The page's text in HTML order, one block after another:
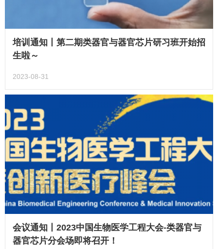
培训通知丨第二期类器官与器官芯片研习班开始招
生啦～
2023-08-31
会议通知丨2023中国生物医学工程大会-类器官与
器官芯片分会场即将召开！